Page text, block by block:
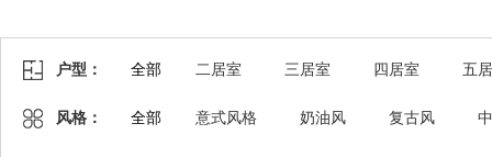
户型： 全部 二居室 三居室 四居室 五
风格： 全部 意式风格 奶油风 复古风